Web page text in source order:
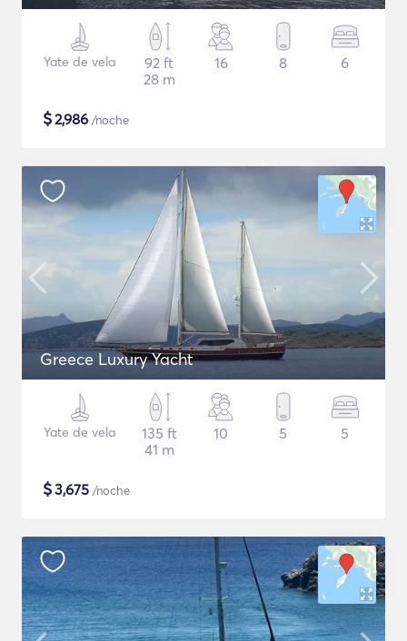
Yate de vela
92 ft
28 m
16 8 6
$2,986 /noche
Greece Luxury Yacht
Yate de vela
135 ft
41 m
10 5 5
$3,675 /noche